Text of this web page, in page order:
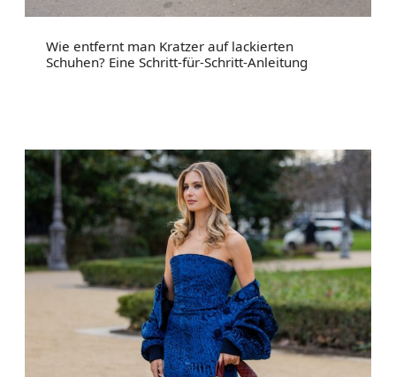
Wie entfernt man Kratzer auf lackierten
Schuhen? Eine Schritt-für-Schritt-Anleitung